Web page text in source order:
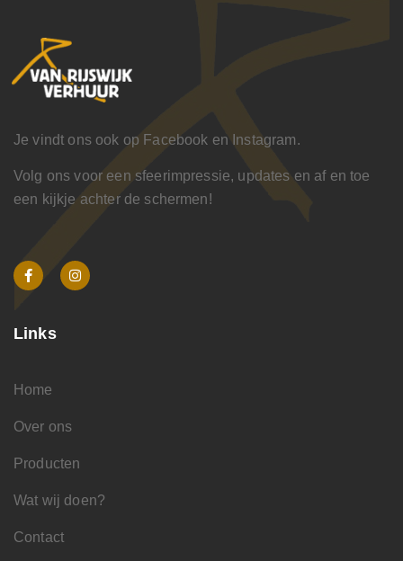
Je vindt ons ook op Facebook en Instagram.
Volg ons voor een sfeerimpressie, updates en af en toe
een kijkje achter de schermen!
Links
Home
Over ons
Producten
Wat wij doen?
Contact